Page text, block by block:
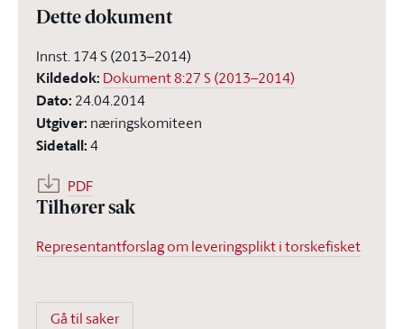
Dette dokument
Innst. 174 S (2013–2014)
Kildedok: Dokument 8:27 S (2013–2014)
Dato: 24.04.2014
Utgiver: næringskomiteen
Sidetall:4
PDF
Tilhører sak
Representantforslag om leveringsplikt i torskefisket
Gå til saker